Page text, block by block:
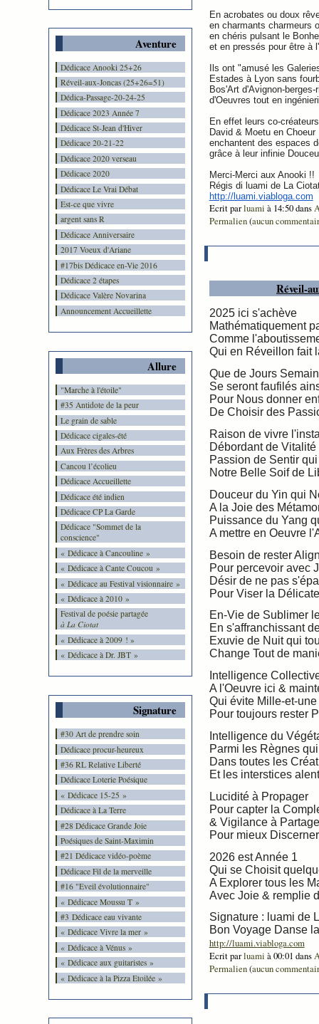
Aventure
Dédicace Anooki 25+26
Réveil-aux-Joncas (25+26=51)
Dédica-Passage-20-24-25
Dédicace 2023 Année 7
Dédicace St-Jean d'Hiver
Dédicace 20-21-22
Dédicace 2020 verseau
Dédicace 2020
Dédicace Le Vrai Débat
Est-ce que vivre
argent sans R
Dédicace Anniversaire
2017 Voeux d'Ariane
#17bis Dédicace en-Vie 2016
Dédicace 2 étapes
Dédicace Valère Novarina
Announcement Accueillette
Allure
"Marche à l'étoile"
#35 Antidote de la peur
Le grain de sable
Dédicace cigales-été
Aux Frères des Arbres
Cancou l’écolieu
Dédicace Accueillette
Dédicace été indien
Dédicace CP La Garde
Dédicace "Sommet de la
conscience"
« Dédicace à Cancouline »
« Dédicace à Cante Coucou »
« Dédicace au Festival visionnaire »
« Dédicace à 2010 »
Festival de poésie partagée
à La Ciotat
« Dédicace à 2009 ! »
« Dédicace à Dr. JBT »
Signature
#30 Art de prendre soin
Dédicace procur-heureux
#36 RL Relative Liberté
Dédicace Loterie Poésique
« Dédicace 15-25 »
Dédicace à La Terre
#28 Dédicace Grande Joie
Poésiques de Saint-Maximin
#21 Dédicace vidéo-poème
Dédicace Fil de la merveille
#16 "Eveil évolutionnaire"
« Dédicace Moussu T »
#3 Dédicace eau vivante
« Dédicace Vivre la mer »
« Dédicace à Vénus »
« Dédicace aux guitaristes »
« Dédicace à la Pizza Etoilée »
En acrobates ou doux
en charmants charmeurs
en chéris pulsant le
et en pressés pour être à
Ils ont "amusé les
Estades à Lyon sans
Bos'Art d'Avignon-berges-
d'Oeuvres tout en
En effet leurs co-créateurs
David & Moetu en Choeur
enchantent des espaces
grâce à leur infinie
Merci-Merci aux Anooki !!
Régis di luami de La
http://luami.viabloga.com
Ecrit parluami à 14:50 dans
Permalien(aucun
Réveil-
2025 ici s'achève
Mathématiquement
Comme
Qui en Réveillon fait
Que de Jours
Se seront faufilés
Pour Nous donner
De Choisir des
Raison de vivre
Débordant de Vitalité
Passion de Sentir
Notre Belle Soif de
Douceur du Yin qui
A la Joie des
Puissance du Yang
A mettre en Oeuvre
Besoin de rester
Pour percevoir avec
Désir de ne pas
Pour Viser la
En-Vie de Sublimer
En s'affranchissant
Exuvie de Nuit qui
Change Tout de
Intelligence
A l'Oeuvre ici &
Qui évite Mille-et-
Pour toujours rester
Intelligence du
Parmi les Règnes
Dans toutes les
Et les interstices
Lucidité à Propager
Pour capter la
& Vigilance à
Pour mieux
2026 est Année 1
Qui se Choisit
A Explorer tous les
Avec Joie & remplie
Signature : luami de
Bon Voyage Danse
http://luami.viabloga.com
Ecrit parluami à 00:01 dans
Permalien(aucun